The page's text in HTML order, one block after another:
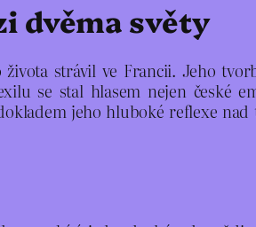
dvěma světy
strávil ve Francii. Jeho
se stal hlasem nejen české
jeho hluboké reflexe